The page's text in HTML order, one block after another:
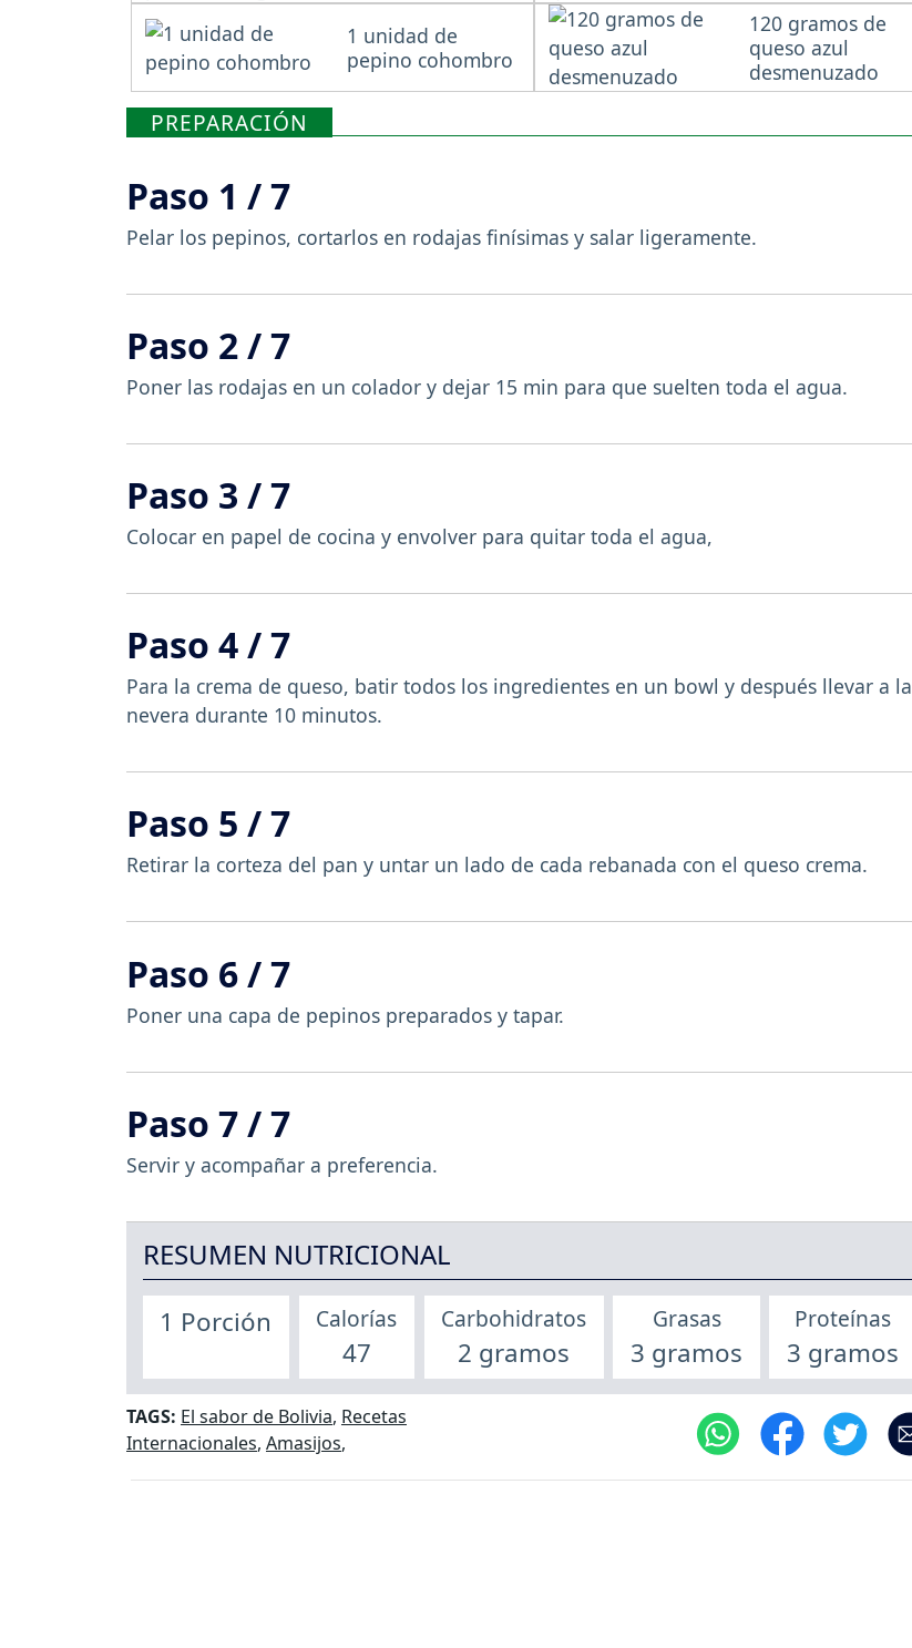
1 unidad de
pepino cohombro
120 gramos de
queso azul
desmenuzado
PREPARACIÓN
Paso 1 / 7
Pelar los pepinos, cortarlos en rodajas finísimas y salar ligeramente.
Paso 2 / 7
Poner las rodajas en un colador y dejar 15 min para que suelten toda el agua.
Paso 3 / 7
Colocar en papel de cocina y envolver para quitar toda el agua,
Paso 4 / 7
Para la crema de queso, batir todos los ingredientes en un bowl y después llevar a la
nevera durante 10 minutos.
Paso 5 / 7
Retirar la corteza del pan y untar un lado de cada rebanada con el queso crema.
Paso 6 / 7
Poner una capa de pepinos preparados y tapar.
Paso 7 / 7
Servir y acompañar a preferencia.
RESUMEN NUTRICIONAL
1 Porción Calorías
47
Carbohidratos
2 gramos
Grasas
3 gramos
Proteínas
3 gramos
TAGS: El sabor de Bolivia, Recetas
Internacionales, Amasijos,